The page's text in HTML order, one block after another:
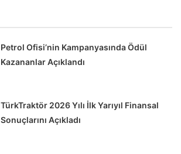
Petrol Ofisi’nin Kampanyasında Ödül
Kazananlar Açıklandı
TürkTraktör 2026 Yılı İlk Yarıyıl Finansal
Sonuçlarını Açıkladı